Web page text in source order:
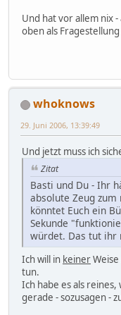
Und hat vor allem nix
oben als
whoknows
29. Juni 2006, 13:39:49
Und jetzt muss ich
Zitat
Basti und Du - Ihr
absolute Zeug zum
könntet Euch ein
Sekunde
würdet. Das tut ihr
Ich will in keiner
tun.
Ich habe es als
gerade - sozusagen -